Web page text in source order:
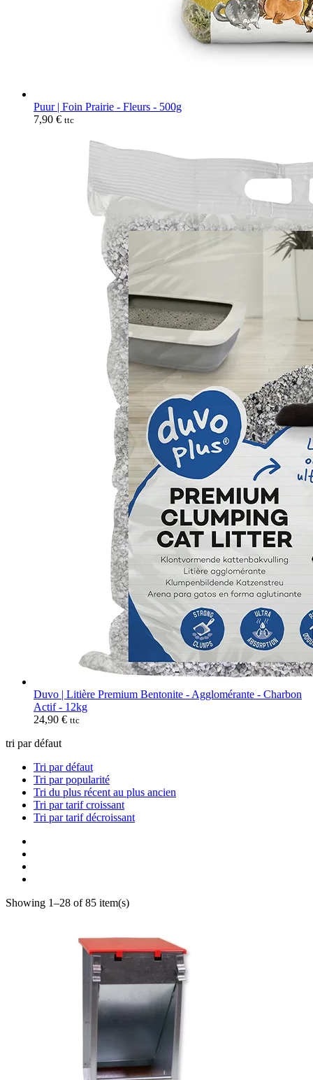
Puur | Foin Prairie - Fleurs - 500g
7,90 € ttc
Duvo | Litière Premium Bentonite - Agglomérante - Charbon
Actif - 12kg
24,90 € ttc
tri par défaut
Tri par défaut
Tri par popularité
Tri du plus récent au plus ancien
Tri par tarif croissant
Tri par tarif décroissant
Showing 1–28 of 85 item(s)